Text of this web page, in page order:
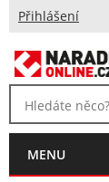
Přihlášení
MENU